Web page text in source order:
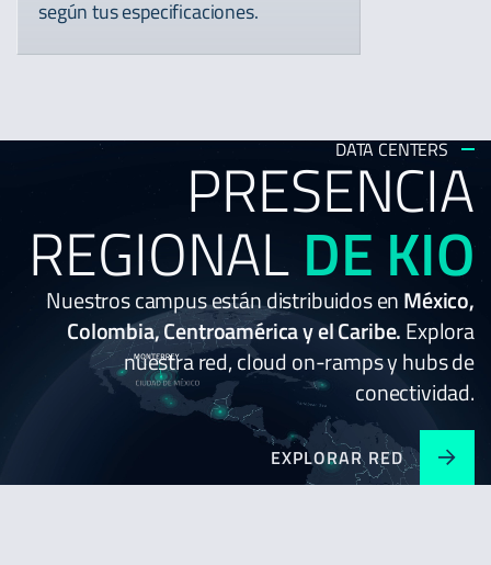
según tus especificaciones.
DATA CENTERS
PRESENCIA
REGIONALDE KIO
Nuestros campus están distribuidos enMéxico,
Colombia, Centroamérica y el Caribe.Explora
nuestra red, cloud on-ramps y hubs de
conectividad.
EXPLORAR RED